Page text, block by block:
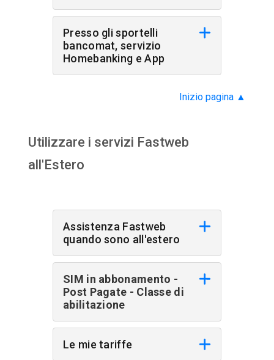
Presso gli sportelli
bancomat, servizio
Homebanking e App
Inizio pagina ▲
Utilizzare i servizi Fastweb
all'Estero
Assistenza Fastweb
quando sono all'estero
SIM in abbonamento -
Post Pagate - Classe di
abilitazione
Le mie tariffe